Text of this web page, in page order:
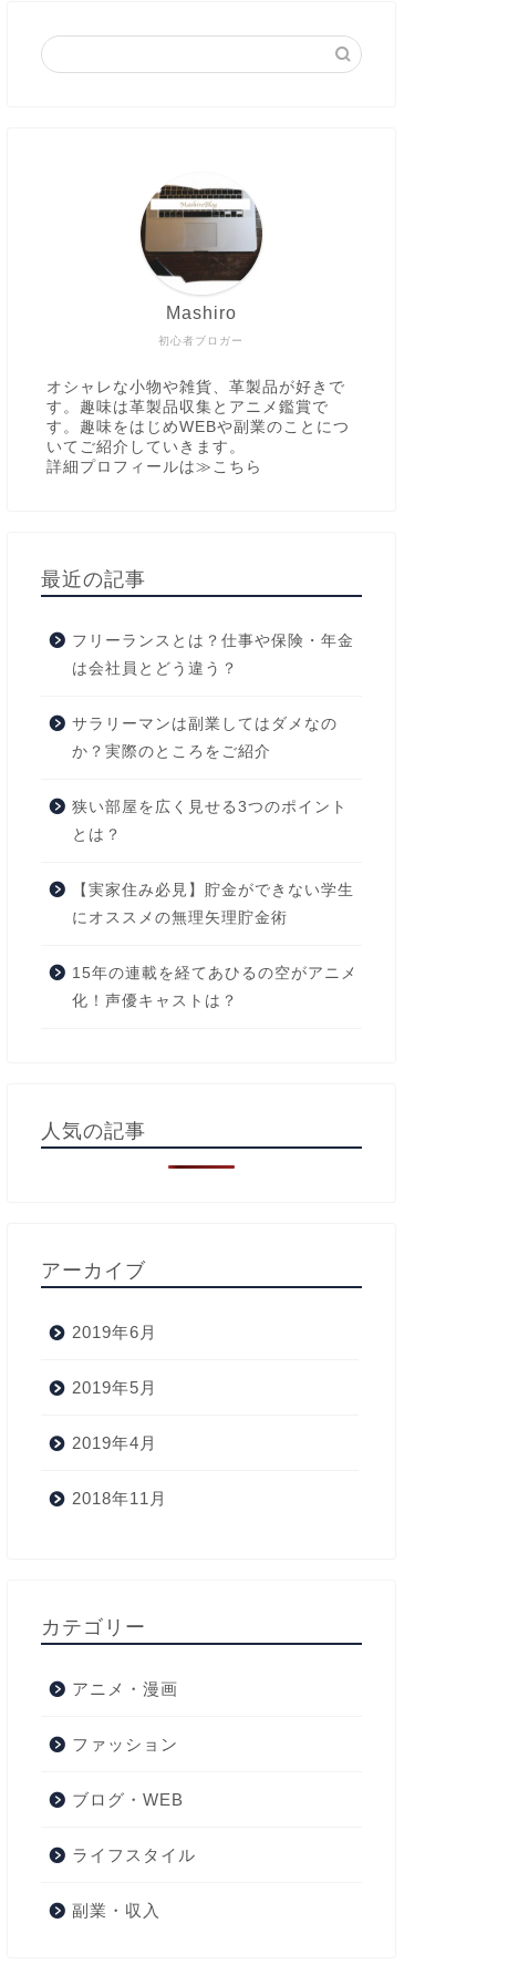
初心者ブロガー
Mashiro
オシャレな小物や雑貨、革製品が好きで
す。趣味は革製品収集とアニメ鑑賞で
す。趣味をはじめWEBや副業のことにつ
いてご紹介していきます。
詳細プロフィールは≫こちら
最近の記事
フリーランスとは？仕事や保険・年金
は会社員とどう違う？
サラリーマンは副業してはダメなの
か？実際のところをご紹介
狭い部屋を広く見せる3つのポイント
とは？
【実家住み必見】貯金ができない学生
にオススメの無理矢理貯金術
15年の連載を経てあひるの空がアニメ
化！声優キャストは？
人気の記事
アーカイブ
2019年6月
2019年5月
2019年4月
2018年11月
カテゴリー
アニメ・漫画
ファッション
ブログ・WEB
ライフスタイル
副業・収入